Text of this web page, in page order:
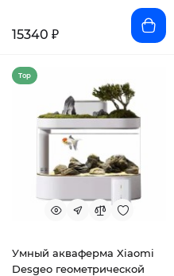
15340 ₽
Top
Умный акваферма Xiaomi
Desgeo геометрической